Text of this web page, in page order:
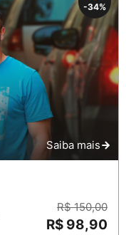
-34%
Saiba mais
R$ 150,00
R$ 98,90